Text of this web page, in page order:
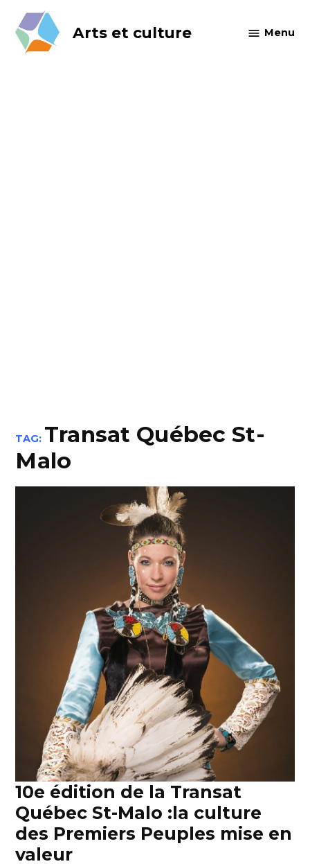
content
Arts et culture Menu
TAG: Transat Québec St-
Malo
10e édition de la Transat
Québec St-Malo :la culture
des Premiers Peuples mise en
valeur